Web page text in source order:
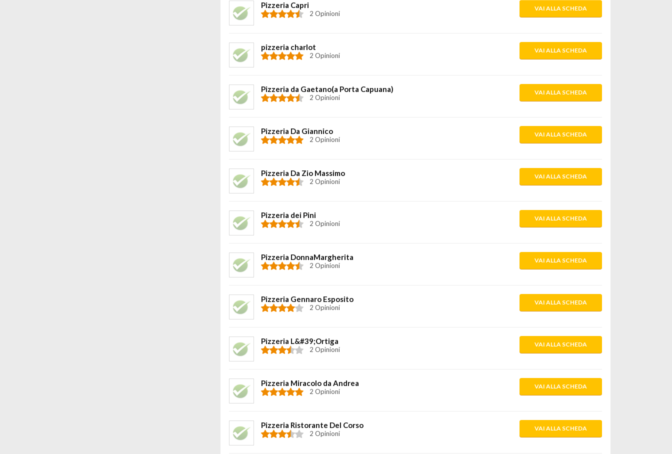
Pizzeria Capri
2 Opinioni
VAI ALLA SCHEDA
pizzeria charlot
2 Opinioni
VAI ALLA SCHEDA
Pizzeria da Gaetano(a Porta Capuana)
2 Opinioni
VAI ALLA SCHEDA
Pizzeria Da Giannico
2 Opinioni
VAI ALLA SCHEDA
Pizzeria Da Zio Massimo
2 Opinioni
VAI ALLA SCHEDA
Pizzeria dei Pini
2 Opinioni
VAI ALLA SCHEDA
Pizzeria DonnaMargherita
2 Opinioni
VAI ALLA SCHEDA
Pizzeria Gennaro Esposito
2 Opinioni
VAI ALLA SCHEDA
Pizzeria L&#39;Ortiga
2 Opinioni
VAI ALLA SCHEDA
Pizzeria Miracolo da Andrea
2 Opinioni
VAI ALLA SCHEDA
Pizzeria Ristorante Del Corso
2 Opinioni
VAI ALLA SCHEDA